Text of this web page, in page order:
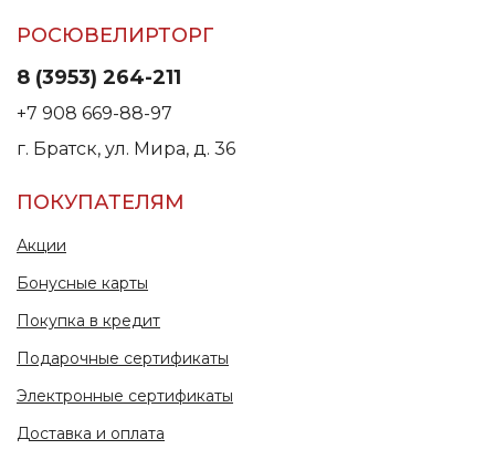
РОСЮВЕЛИРТОРГ
8 (3953) 264-211
+7 908 669-88-97
г. Братск, ул. Мира, д. 36
ПОКУПАТЕЛЯМ
Акции
Бонусные карты
Покупка в кредит
Подарочные сертификаты
Электронные сертификаты
Доставка и оплата